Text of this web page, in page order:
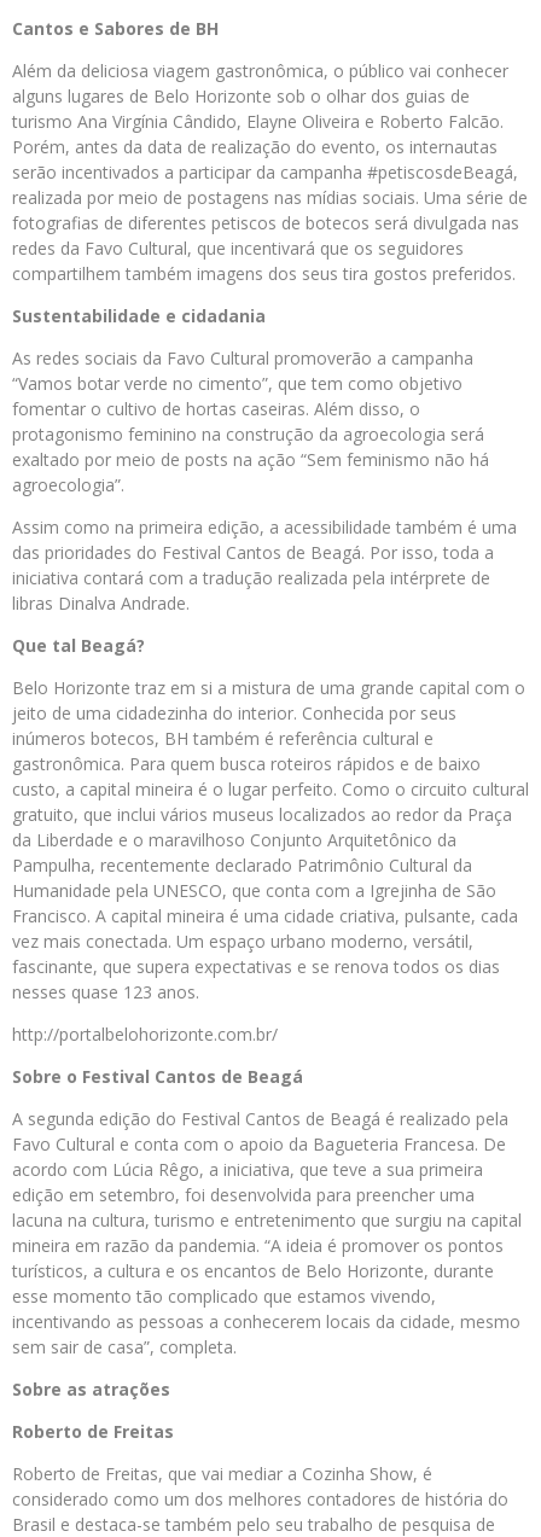
Cantos e Sabores de BH
Além da deliciosa viagem gastronômica, o público vai conhecer
alguns lugares de Belo Horizonte sob o olhar dos guias de
turismo Ana Virgínia Cândido, Elayne Oliveira e Roberto Falcão.
Porém, antes da data de realização do evento, os internautas
serão incentivados a participar da campanha #petiscosdeBeagá,
realizada por meio de postagens nas mídias sociais. Uma série de
fotografias de diferentes petiscos de botecos será divulgada nas
redes da Favo Cultural, que incentivará que os seguidores
compartilhem também imagens dos seus tira gostos preferidos.
Sustentabilidade e cidadania
As redes sociais da Favo Cultural promoverão a campanha
“Vamos botar verde no cimento”, que tem como objetivo
fomentar o cultivo de hortas caseiras. Além disso, o
protagonismo feminino na construção da agroecologia será
exaltado por meio de posts na ação “Sem feminismo não há
agroecologia”.
Assim como na primeira edição, a acessibilidade também é uma
das prioridades do Festival Cantos de Beagá. Por isso, toda a
iniciativa contará com a tradução realizada pela intérprete de
libras Dinalva Andrade.
Que tal Beagá?
Belo Horizonte traz em si a mistura de uma grande capital com o
jeito de uma cidadezinha do interior. Conhecida por seus
inúmeros botecos, BH também é referência cultural e
gastronômica. Para quem busca roteiros rápidos e de baixo
custo, a capital mineira é o lugar perfeito. Como o circuito cultural
gratuito, que inclui vários museus localizados ao redor da Praça
da Liberdade e o maravilhoso Conjunto Arquitetônico da
Pampulha, recentemente declarado Patrimônio Cultural da
Humanidade pela UNESCO, que conta com a Igrejinha de São
Francisco. A capital mineira é uma cidade criativa, pulsante, cada
vez mais conectada. Um espaço urbano moderno, versátil,
fascinante, que supera expectativas e se renova todos os dias
nesses quase 123 anos.
http://portalbelohorizonte.com.br/
Sobre o Festival Cantos de Beagá
A segunda edição do Festival Cantos de Beagá é realizado pela
Favo Cultural e conta com o apoio da Bagueteria Francesa. De
acordo com Lúcia Rêgo, a iniciativa, que teve a sua primeira
edição em setembro, foi desenvolvida para preencher uma
lacuna na cultura, turismo e entretenimento que surgiu na capital
mineira em razão da pandemia. “A ideia é promover os pontos
turísticos, a cultura e os encantos de Belo Horizonte, durante
esse momento tão complicado que estamos vivendo,
incentivando as pessoas a conhecerem locais da cidade, mesmo
sem sair de casa”, completa.
Sobre as atrações
Roberto de Freitas
Roberto de Freitas, que vai mediar a Cozinha Show, é
considerado como um dos melhores contadores de história do
Brasil e destaca-se também pelo seu trabalho de pesquisa de